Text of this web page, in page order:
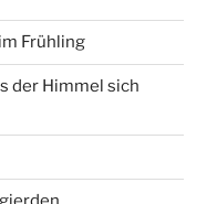
Frühling
der Himmel sich